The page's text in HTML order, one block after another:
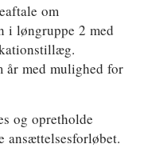
om
i løngruppe 2 med
år med mulighed for
og opretholde
ansættelsesforløbet.